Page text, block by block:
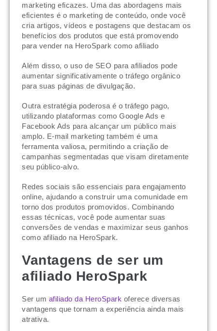
marketing eficazes. Uma das abordagens mais
eficientes é o marketing de conteúdo, onde você
cria artigos, vídeos e postagens que destacam os
benefícios dos produtos que está promovendo
para vender na HeroSpark como afiliado
Além disso, o uso de SEO para afiliados pode
aumentar significativamente o tráfego orgânico
para suas páginas de divulgação.
Outra estratégia poderosa é o tráfego pago,
utilizando plataformas como Google Ads e
Facebook Ads para alcançar um público mais
amplo. E-mail marketing também é uma
ferramenta valiosa, permitindo a criação de
campanhas segmentadas que visam diretamente
seu público-alvo.
Redes sociais são essenciais para engajamento
online, ajudando a construir uma comunidade em
torno dos produtos promovidos. Combinando
essas técnicas, você pode aumentar suas
conversões de vendas e maximizar seus ganhos
como afiliado na HeroSpark.
Vantagens de ser um
afiliado HeroSpark
Ser um afiliado da HeroSpark oferece diversas
vantagens que tornam a experiência ainda mais
atrativa.